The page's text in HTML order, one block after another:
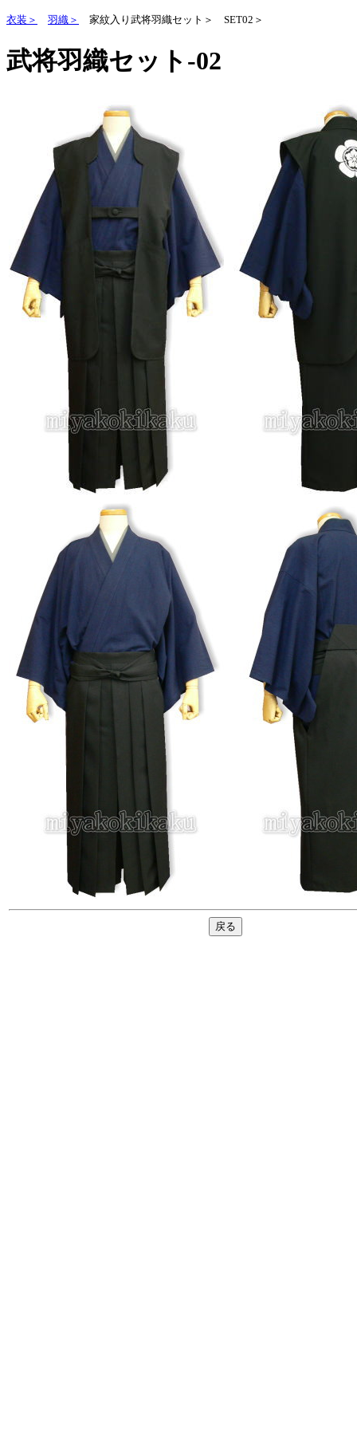
衣装＞ 羽織＞ 家紋入り武将羽織セット＞ SET02＞
武将羽織セット-02